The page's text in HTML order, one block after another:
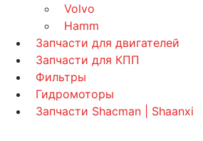
Volvo
Hamm
Запчасти для двигателей
Запчасти для КПП
Фильтры
Гидромоторы
Запчасти Shacman | Shaanxi